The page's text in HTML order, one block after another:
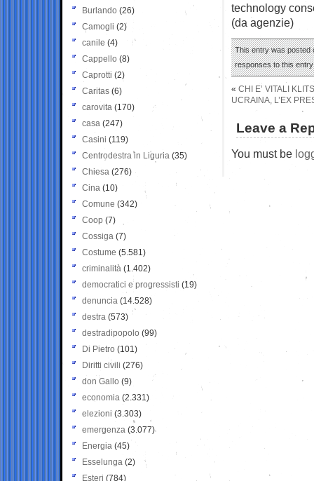
technology
(da agenzie)
This entry was posted
responses to this
« CHI E’ VITALI
UCRAINA, L’EX
Leave a
You must be
Burlando (26)
Camogli (2)
canile (4)
Cappello (8)
Caprotti (2)
Caritas (6)
carovita (170)
casa (247)
Casini (119)
Centrodestra in Liguria (35)
Chiesa (276)
Cina (10)
Comune (342)
Coop (7)
Cossiga (7)
Costume (5.581)
criminalità (1.402)
democratici e progressisti (19)
denuncia (14.528)
destra (573)
destradipopolo (99)
Di Pietro (101)
Diritti civili (276)
don Gallo (9)
economia (2.331)
elezioni (3.303)
emergenza (3.077)
Energia (45)
Esselunga (2)
Esteri (784)